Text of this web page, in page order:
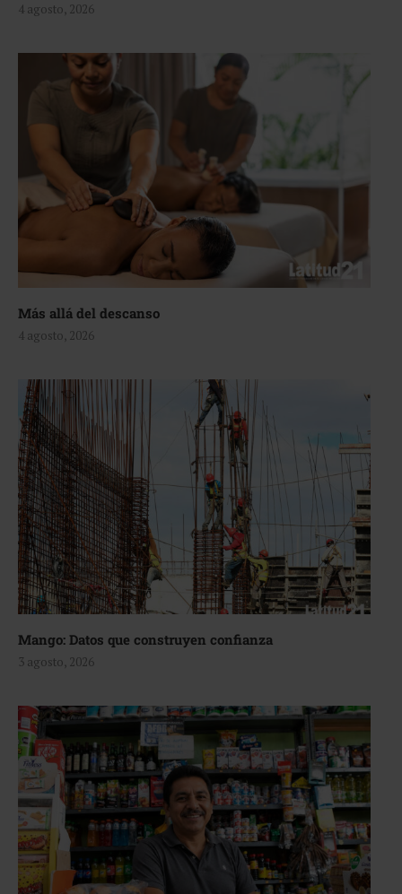
4 agosto, 2026
Más allá del descanso
4 agosto, 2026
Mango: Datos que construyen confianza
3 agosto, 2026